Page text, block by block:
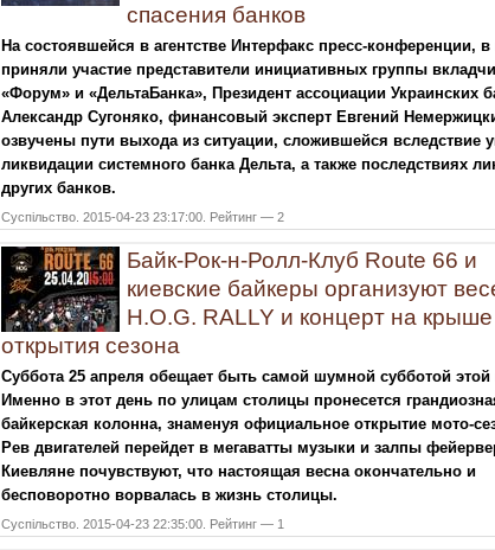
спасения банков
На состоявшейся в агентстве Интерфакс пресс-конференции, в
приняли участие представители инициативных группы
«Форум» и «ДельтаБанка», Президент ассоциации Украинских
Александр Сугоняко, финансовый эксперт Евгений
озвучены пути выхода из ситуации, сложившейся вследствие
ликвидации системного банка Дельта, а также последствиях
других банков.
Суспільство. 2015-04-23 23:17:00. Рейтинг — 2
Байк-Рок-н-Ролл-Клуб Route 66 и
киевские байкеры организуют
H.O.G. RALLY и концерт на крыше
открытия сезона
Суббота 25 апреля обещает быть самой шумной субботой
Именно в этот день по улицам столицы пронесется
байкерская колонна, знаменуя официальное открытие мото-
Рев двигателей перейдет в мегаватты музыки и залпы
Киевляне почувствуют, что настоящая весна окончательно и
бесповоротно ворвалась в жизнь столицы.
Суспільство. 2015-04-23 22:35:00. Рейтинг — 1